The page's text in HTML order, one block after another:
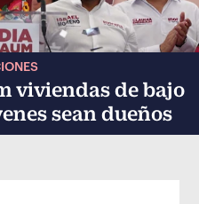
viviendas de bajo
sean dueños
Email
mediante Facebook
actual mediante Twitter
actual mediante